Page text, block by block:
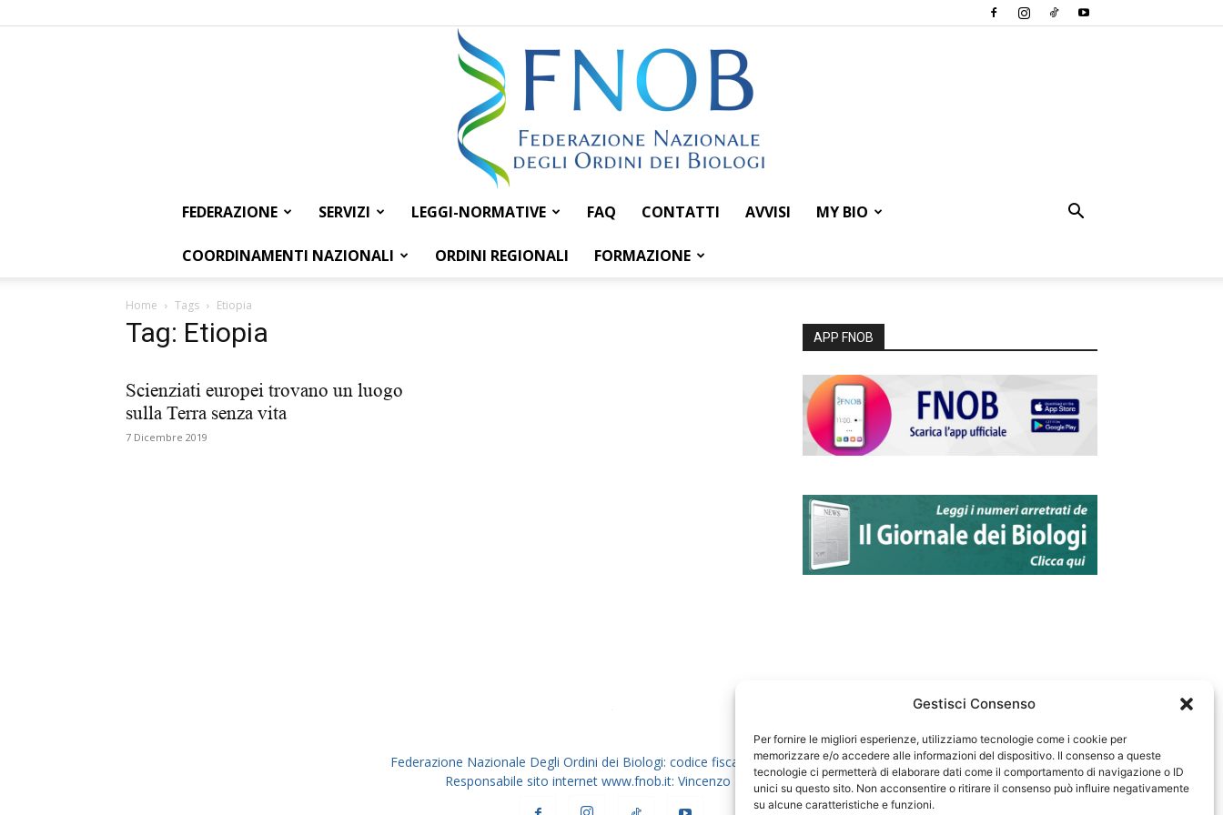
Gestisci Consenso
Per fornire le migliori esperienze, utilizziamo tecnologie come i cookie per
memorizzare e/o accedere alle informazioni del dispositivo. Il consenso a queste
tecnologie ci permetterà di elaborare dati come il comportamento di navigazione o ID
unici su questo sito. Non acconsentire o ritirare il consenso può influire negativamente
su alcune caratteristiche e funzioni.
Federazione
FEDERAZIONE SERVIZI LEGGI-NORMATIVE FAQ CONTATTI AVVISI MY BIO
COORDINAMENTI NAZIONALI ORDINI REGIONALI FORMAZIONE
Home Tags Etiopia
Tag: Etiopia
Scienziati europei trovano un luogo
sulla Terra senza vita
7 Dicembre 2019
APP FNOB
Federazione Nazionale Degli Ordini dei Biologi: codice fiscale 80069130583
Responsabile sito internet www.fnob.it: Vincenzo D'Anna